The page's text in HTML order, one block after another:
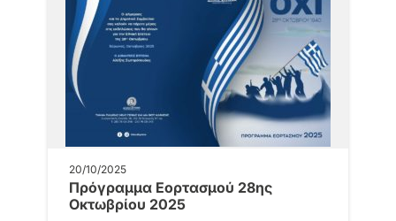
20/10/2025
Πρόγραμμα Εορτασμού 28ης
Οκτωβρίου 2025